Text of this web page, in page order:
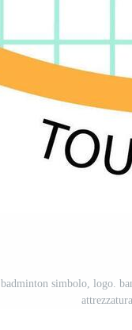
badminton simbolo, logo.